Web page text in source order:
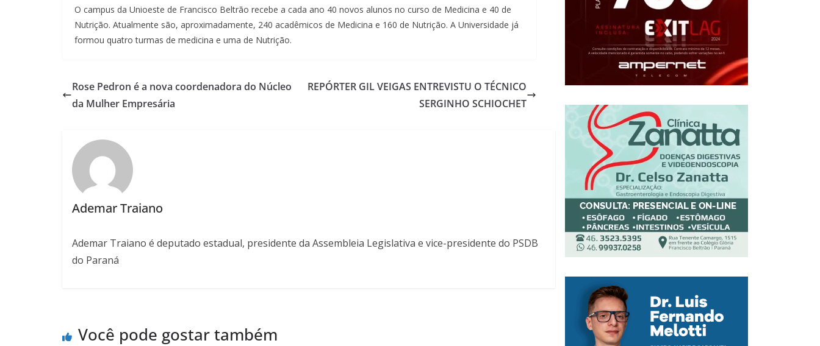
O campus da Unioeste de Francisco Beltrão recebe a cada ano 40 novos alunos no curso de Medicina e 40 de
Nutrição. Atualmente são, aproximadamente, 240 acadêmicos de Medicina e 160 de Nutrição. A Universidade já
formou quatro turmas de medicina e uma de Nutrição.
Rose Pedron é a nova coordenadora do Núcleo
da Mulher Empresária
REPÓRTER GIL VEIGAS ENTREVISTU O TÉCNICO
SERGINHO SCHIOCHET
Ademar Traiano
Ademar Traiano é deputado estadual, presidente da Assembleia Legislativa e vice-presidente do PSDB
do Paraná
Você pode gostar também